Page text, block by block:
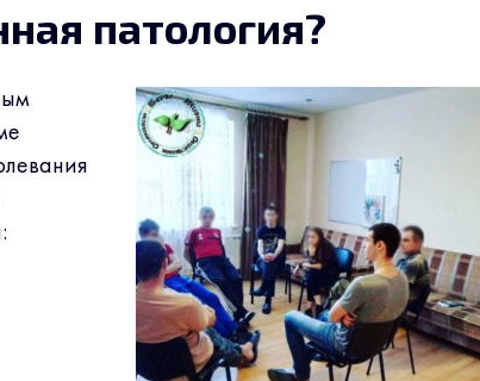
патология?